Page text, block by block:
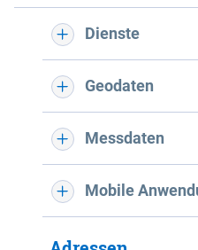
Dienste
Geodaten
Messdaten
Mobile